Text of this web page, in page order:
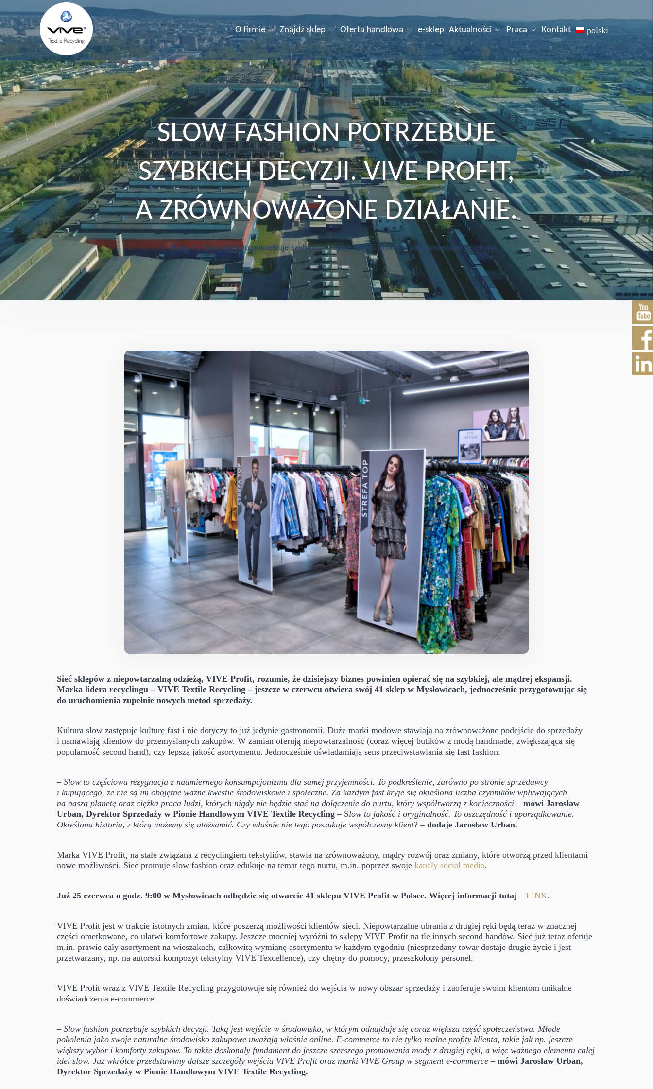
O firmie Znajdź sklep Oferta handlowa e-sklep Aktualności Praca Kontakt polski
SLOW FASHION POTRZEBUJE
SZYBKICH DECYZJI. VIVE PROFIT,
A ZRÓWNOWAŻONE DZIAŁANIE.
Blog Slow fashion potrzebuje szybkich decyzji. VIVE Profit, a zrównoważone działanie.
Sieć sklepów z niepowtarzalną odzieżą, VIVE Profit, rozumie, że dzisiejszy biznes powinien opierać się na szybkiej, ale mądrej ekspansji.
Marka lidera recyclingu – VIVE Textile Recycling – jeszcze w czerwcu otwiera swój 41 sklep w Mysłowicach, jednocześnie przygotowując się
do uruchomienia zupełnie nowych metod sprzedaży.
Kultura slow zastępuje kulturę fast i nie dotyczy to już jedynie gastronomii. Duże marki modowe stawiają na zrównoważone podejście do sprzedaży
i namawiają klientów do przemyślanych zakupów. W zamian oferują niepowtarzalność (coraz więcej butików z modą handmade, zwiększająca się
popularność second hand), czy lepszą jakość asortymentu. Jednocześnie uświadamiają sens przeciwstawiania się fast fashion.
– Slow to częściowa rezygnacja z nadmiernego konsumpcjonizmu dla samej przyjemności. To podkreślenie, zarówno po stronie sprzedawcy
i kupującego, że nie są im obojętne ważne kwestie środowiskowe i społeczne. Za każdym fast kryje się określona liczba czynników wpływających
na naszą planetę oraz ciężka praca ludzi, których nigdy nie będzie stać na dołączenie do nurtu, który współtworzą z konieczności – mówi Jarosław
Urban, Dyrektor Sprzedaży w Pionie Handlowym VIVE Textile Recycling – Slow to jakość i oryginalność. To oszczędność i uporządkowanie.
Określona historia, z którą możemy się utożsamić. Czy właśnie nie tego poszukuje współczesny klient? – dodaje Jarosław Urban.
Marka VIVE Profit, na stałe związana z recyclingiem tekstyliów, stawia na zrównoważony, mądry rozwój oraz zmiany, które otworzą przed klientami
nowe możliwości. Sieć promuje slow fashion oraz edukuje na temat tego nurtu, m.in. poprzez swoje kanały social media.
Już 25 czerwca o godz. 9:00 w Mysłowicach odbędzie się otwarcie 41 sklepu VIVE Profit w Polsce. Więcej informacji tutaj – LINK.
VIVE Profit jest w trakcie istotnych zmian, które poszerzą możliwości klientów sieci. Niepowtarzalne ubrania z drugiej ręki będą teraz w znacznej
części ometkowane, co ułatwi komfortowe zakupy. Jeszcze mocniej wyróżni to sklepy VIVE Profit na tle innych second handów. Sieć już teraz oferuje
m.in. prawie cały asortyment na wieszakach, całkowitą wymianę asortymentu w każdym tygodniu (niesprzedany towar dostaje drugie życie i jest
przetwarzany, np. na autorski kompozyt tekstylny VIVE Texcellence), czy chętny do pomocy, przeszkolony personel.
VIVE Profit wraz z VIVE Textile Recycling przygotowuje się również do wejścia w nowy obszar sprzedaży i zaoferuje swoim klientom unikalne
doświadczenia e-commerce.
– Slow fashion potrzebuje szybkich decyzji. Taką jest wejście w środowisko, w którym odnajduje się coraz większa część społeczeństwa. Młode
pokolenia jako swoje naturalne środowisko zakupowe uważają właśnie online. E-commerce to nie tylko realne profity klienta, takie jak np. jeszcze
większy wybór i komforty zakupów. To także doskonały fundament do jeszcze szerszego promowania mody z drugiej ręki, a więc ważnego elementu całej
idei slow. Już wkrótce przedstawimy dalsze szczegóły wejścia VIVE Profit oraz marki VIVE Group w segment e-commerce – mówi Jarosław Urban,
Dyrektor Sprzedaży w Pionie Handlowym VIVE Textile Recycling.